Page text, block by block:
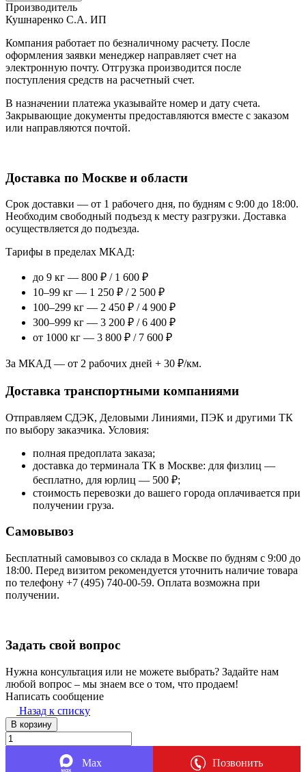
Производитель
Кушнаренко С.А. ИП
Компания работает по безналичному расчету. После
оформления заявки менеджер направляет счет на
электронную почту. Отгрузка производится после
поступления средств на расчетный счет.
В назначении платежа указывайте номер и дату счета.
Закрывающие документы предоставляются вместе с заказом
или направляются почтой.
Доставка по Москве и области
Срок доставки — от 1 рабочего дня, по будням с 9:00 до 18:00.
Необходим свободный подъезд к месту разгрузки. Доставка
осуществляется до подъезда.
Тарифы в пределах МКАД:
до 9 кг — 800 ₽ / 1 600 ₽
10–99 кг — 1 250 ₽ / 2 500 ₽
100–299 кг — 2 450 ₽ / 4 900 ₽
300–999 кг — 3 200 ₽ / 6 400 ₽
от 1000 кг — 3 800 ₽ / 7 600 ₽
За МКАД — от 2 рабочих дней + 30 ₽/км.
Доставка транспортными компаниями
Отправляем СДЭК, Деловыми Линиями, ПЭК и другими ТК
по выбору заказчика. Условия:
полная предоплата заказа;
доставка до терминала ТК в Москве: для физлиц —
бесплатно, для юрлиц — 500 ₽;
стоимость перевозки до вашего города оплачивается при
получении груза.
Самовывоз
Бесплатный самовывоз со склада в Москве по будням с 9:00 до
18:00. Перед визитом рекомендуется уточнить наличие товара
по телефону +7 (495) 740-00-59. Оплата возможна при
получении.
Задать свой вопрос
Нужна консультация или не можете выбрать? Задайте нам
любой вопрос – мы знаем все о том, что продаем!
Написать сообщение
Назад к списку
В корзину
Max Позвонить